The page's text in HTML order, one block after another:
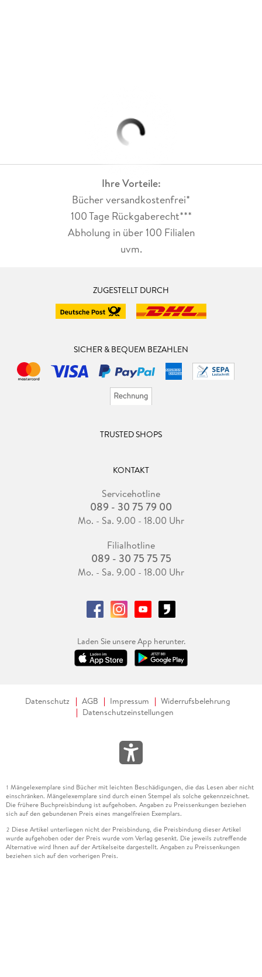
Ihre Vorteile:
Bücher versandkostenfrei*
100 Tage Rückgaberecht***
Abholung in über 100 Filialen
uvm.
ZUGESTELLT DURCH
SICHER & BEQUEM BEZAHLEN
TRUSTED SHOPS
KONTAKT
Servicehotline
089 - 30 75 79 00
Mo. - Sa. 9.00 - 18.00 Uhr
Filialhotline
089 - 30 75 75 75
Mo. - Sa. 9.00 - 18.00 Uhr
Laden Sie unsere App herunter.
Datenschutz AGB Impressum
Widerrufsbelehrung
Datenschutzeinstellungen
1 Mängelexemplare sind Bücher mit leichten Beschädigungen, die das Lesen aber nicht
einschränken. Mängelexemplare sind durch einen Stempel als solche gekennzeichnet.
Die frühere Buchpreisbindung ist aufgehoben. Angaben zu Preissenkungen beziehen
sich auf den gebundenen Preis eines mangelfreien Exemplars.
2 Diese Artikel unterliegen nicht der Preisbindung, die Preisbindung dieser Artikel
wurde aufgehoben oder der Preis wurde vom Verlag gesenkt. Die jeweils zutreffende
Alternative wird Ihnen auf der Artikelseite dargestellt. Angaben zu Preissenkungen
beziehen sich auf den vorherigen Preis.